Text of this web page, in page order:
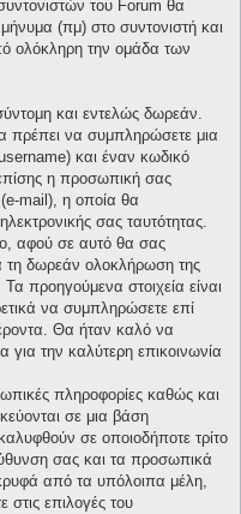
του Forum θα
(πμ) στο συντονιστή και
ολόκληρη την ομάδα των
και εντελώς δωρεάν.
πρέπει να συμπληρώσετε μια
και έναν κωδικό
η προσωπική σας
(e-mail), η οποία θα
σας ταυτότητας.
αφού σε αυτό θα σας
τη δωρεάν ολοκλήρωση της
προηγούμενα στοιχεία είναι
να συμπληρώσετε επί
Θα ήταν καλό να
για την καλύτερη επικοινωνία
πληροφορίες καθώς και
σε μια βάση
σε οποιοδήποτε τρίτο
σας και τα προσωπικά
από τα υπόλοιπα μέλη,
στις επιλογές του